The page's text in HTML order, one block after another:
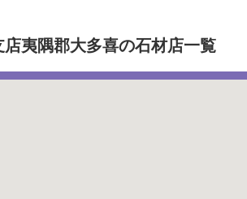
店夷隅郡大多喜の石材店一覧